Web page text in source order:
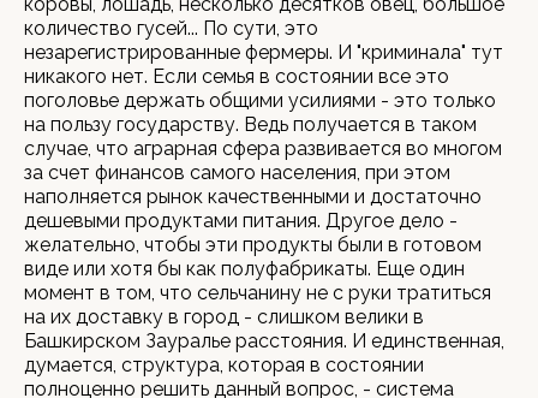
количество гусей... По сути, это
незарегистрированные фермеры. И "криминала" тут
никакого нет. Если семья в состоянии все это
поголовье держать общими усилиями - это только
на пользу государству. Ведь получается в таком
случае, что аграрная сфера развивается во многом
за счет финансов самого населения, при этом
наполняется рынок качественными и достаточно
дешевыми продуктами питания. Другое дело -
желательно, чтобы эти продукты были в готовом
виде или хотя бы как полуфабрикаты. Еще один
момент в том, что сельчанину не с руки тратиться
на их доставку в город - слишком велики в
Башкирском Зауралье расстояния. И единственная,
думается, структура, которая в состоянии
полноценно решить данный вопрос, - система